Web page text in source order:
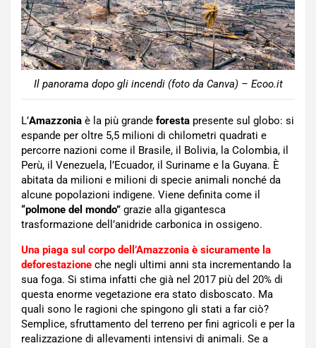
Il panorama dopo gli incendi (foto da Canva) – Ecoo.it
L’Amazzonia è la più grande foresta presente sul globo: si
espande per oltre 5,5 milioni di chilometri quadrati e
percorre nazioni come il Brasile, il Bolivia, la Colombia, il
Perù, il Venezuela, l’Ecuador, il Suriname e la Guyana. È
abitata da milioni e milioni di specie animali nonché da
alcune popolazioni indigene. Viene definita come il
“polmone del mondo” grazie alla gigantesca
trasformazione dell’anidride carbonica in ossigeno.
Una piaga sul corpo dell’Amazzonia è sicuramente la
deforestazione che negli ultimi anni sta incrementando la
sua foga. Si stima infatti che già nel 2017 più del 20% di
questa enorme vegetazione era stato disboscato. Ma
quali sono le ragioni che spingono gli stati a far ciò?
Semplice, sfruttamento del terreno per fini agricoli e per la
realizzazione di allevamenti intensivi di animali. Se a